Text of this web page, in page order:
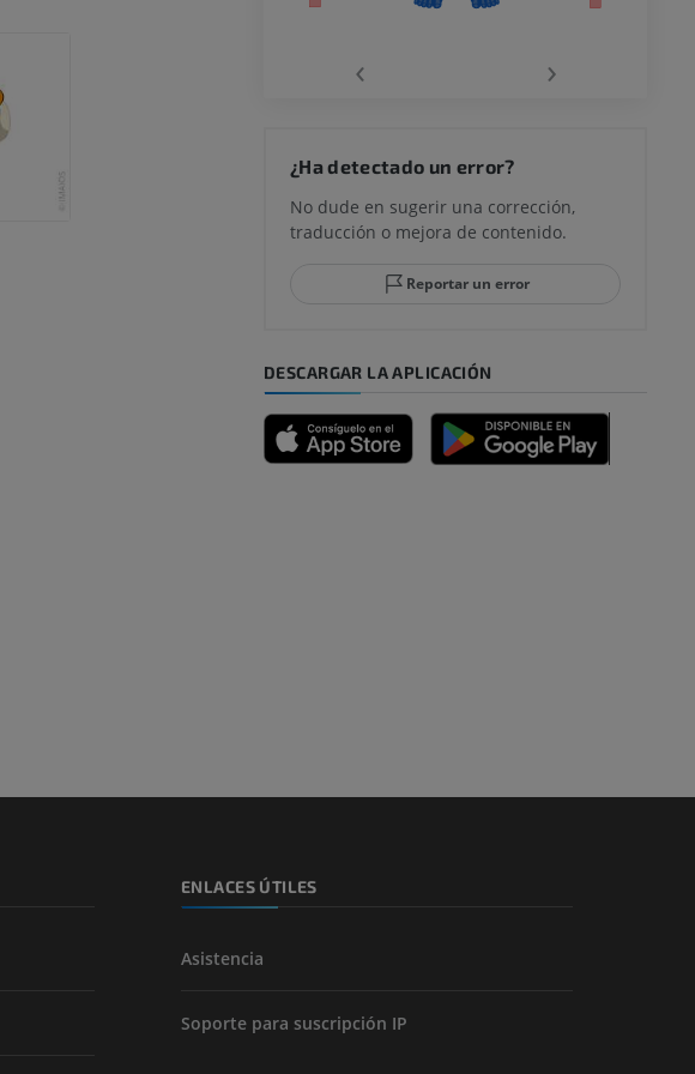
‹ ›
¿Ha detectado un error?
No dude en sugerir una corrección,
traducción o mejora de contenido.
Reportar un error
DESCARGAR LA APLICACIÓN
ENLACES ÚTILES
Asistencia
Soporte para suscripción IP